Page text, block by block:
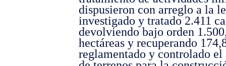
dispusieron con arreglo a la
investigado y tratado 2.411
devolviendo bajo orden
hectáreas y recuperando
reglamentado y controlado el